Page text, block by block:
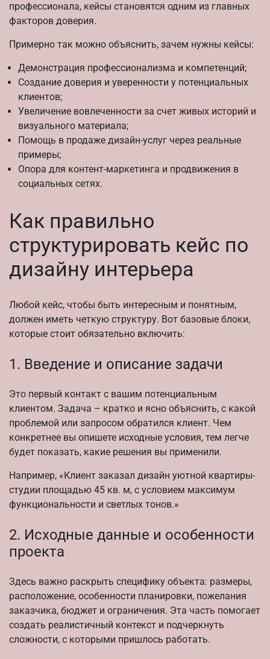
профессионала, кейсы становятся одним из главных
факторов доверия.
Примерно так можно объяснить, зачем нужны кейсы:
Демонстрация профессионализма и компетенций;
Создание доверия и уверенности у потенциальных
клиентов;
Увеличение вовлеченности за счет живых историй и
визуального материала;
Помощь в продаже дизайн-услуг через реальные
примеры;
Опора для контент-маркетинга и продвижения в
социальных сетях.
Как правильно
структурировать кейс по
дизайну интерьера
Любой кейс, чтобы быть интересным и понятным,
должен иметь четкую структуру. Вот базовые блоки,
которые стоит обязательно включить:
1. Введение и описание задачи
Это первый контакт с вашим потенциальным
клиентом. Задача – кратко и ясно объяснить, с какой
проблемой или запросом обратился клиент. Чем
конкретнее вы опишете исходные условия, тем легче
будет показать, какие решения вы применили.
Например, «Клиент заказал дизайн уютной квартиры-
студии площадью 45 кв. м, с условием максимум
функциональности и светлых тонов.»
2. Исходные данные и особенности
проекта
Здесь важно раскрыть специфику объекта: размеры,
расположение, особенности планировки, пожелания
заказчика, бюджет и ограничения. Эта часть помогает
создать реалистичный контекст и подчеркнуть
сложности, с которыми пришлось работать.